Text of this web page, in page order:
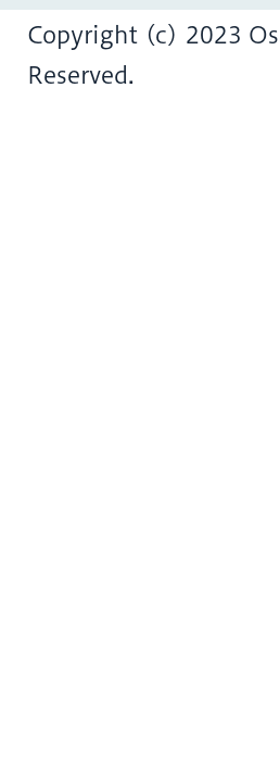
Copyright (c) 2023
Reserved.